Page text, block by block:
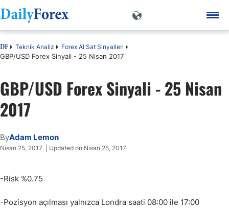
DF Teknik Analiz Forex Al Sat Sinyalleri
GBP/USD Forex Sinyali - 25 Nisan 2017
GBP/USD Forex Sinyali - 25 Nisan
2017
ByAdam Lemon
Nisan 25, 2017 | Updated on Nisan 25, 2017
-Risk %0.75
-Pozisyon açılması yalnızca Londra saati 08:00 ile 17:00